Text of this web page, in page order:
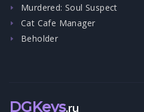
Murdered: Soul Suspect
Cat Cafe Manager
Beholder
DGKeys.ru